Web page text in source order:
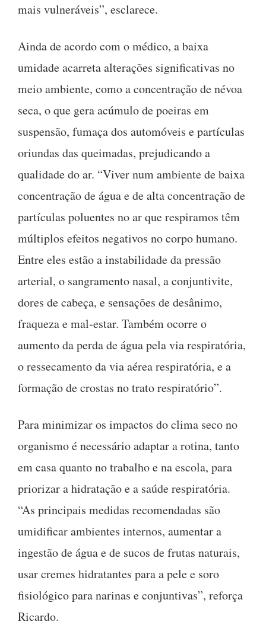
mais vulneráveis”, esclarece.
Ainda de acordo com o médico, a baixa
umidade acarreta alterações significativas no
meio ambiente, como a concentração de névoa
seca, o que gera acúmulo de poeiras em
suspensão, fumaça dos automóveis e partículas
oriundas das queimadas, prejudicando a
qualidade do ar. “Viver num ambiente de baixa
concentração de água e de alta concentração de
partículas poluentes no ar que respiramos têm
múltiplos efeitos negativos no corpo humano.
Entre eles estão a instabilidade da pressão
arterial, o sangramento nasal, a conjuntivite,
dores de cabeça, e sensações de desânimo,
fraqueza e mal-estar. Também ocorre o
aumento da perda de água pela via respiratória,
o ressecamento da via aérea respiratória, e a
formação de crostas no trato respiratório”.
Para minimizar os impactos do clima seco no
organismo é necessário adaptar a rotina, tanto
em casa quanto no trabalho e na escola, para
priorizar a hidratação e a saúde respiratória.
“As principais medidas recomendadas são
umidificar ambientes internos, aumentar a
ingestão de água e de sucos de frutas naturais,
usar cremes hidratantes para a pele e soro
fisiológico para narinas e conjuntivas”, reforça
Ricardo.